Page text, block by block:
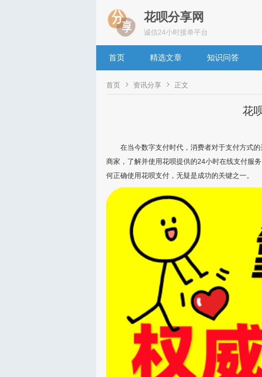
花呗分享网
诚信24小时接单平台
首页 精选文章 知识问答
首页  资讯分享  正文
花
在当今数字支付时代，消费者对于支付方式
商家，了解并使用花呗提供的24小时在线支付服
何正确使用花呗支付，无疑是成功的关键之一。